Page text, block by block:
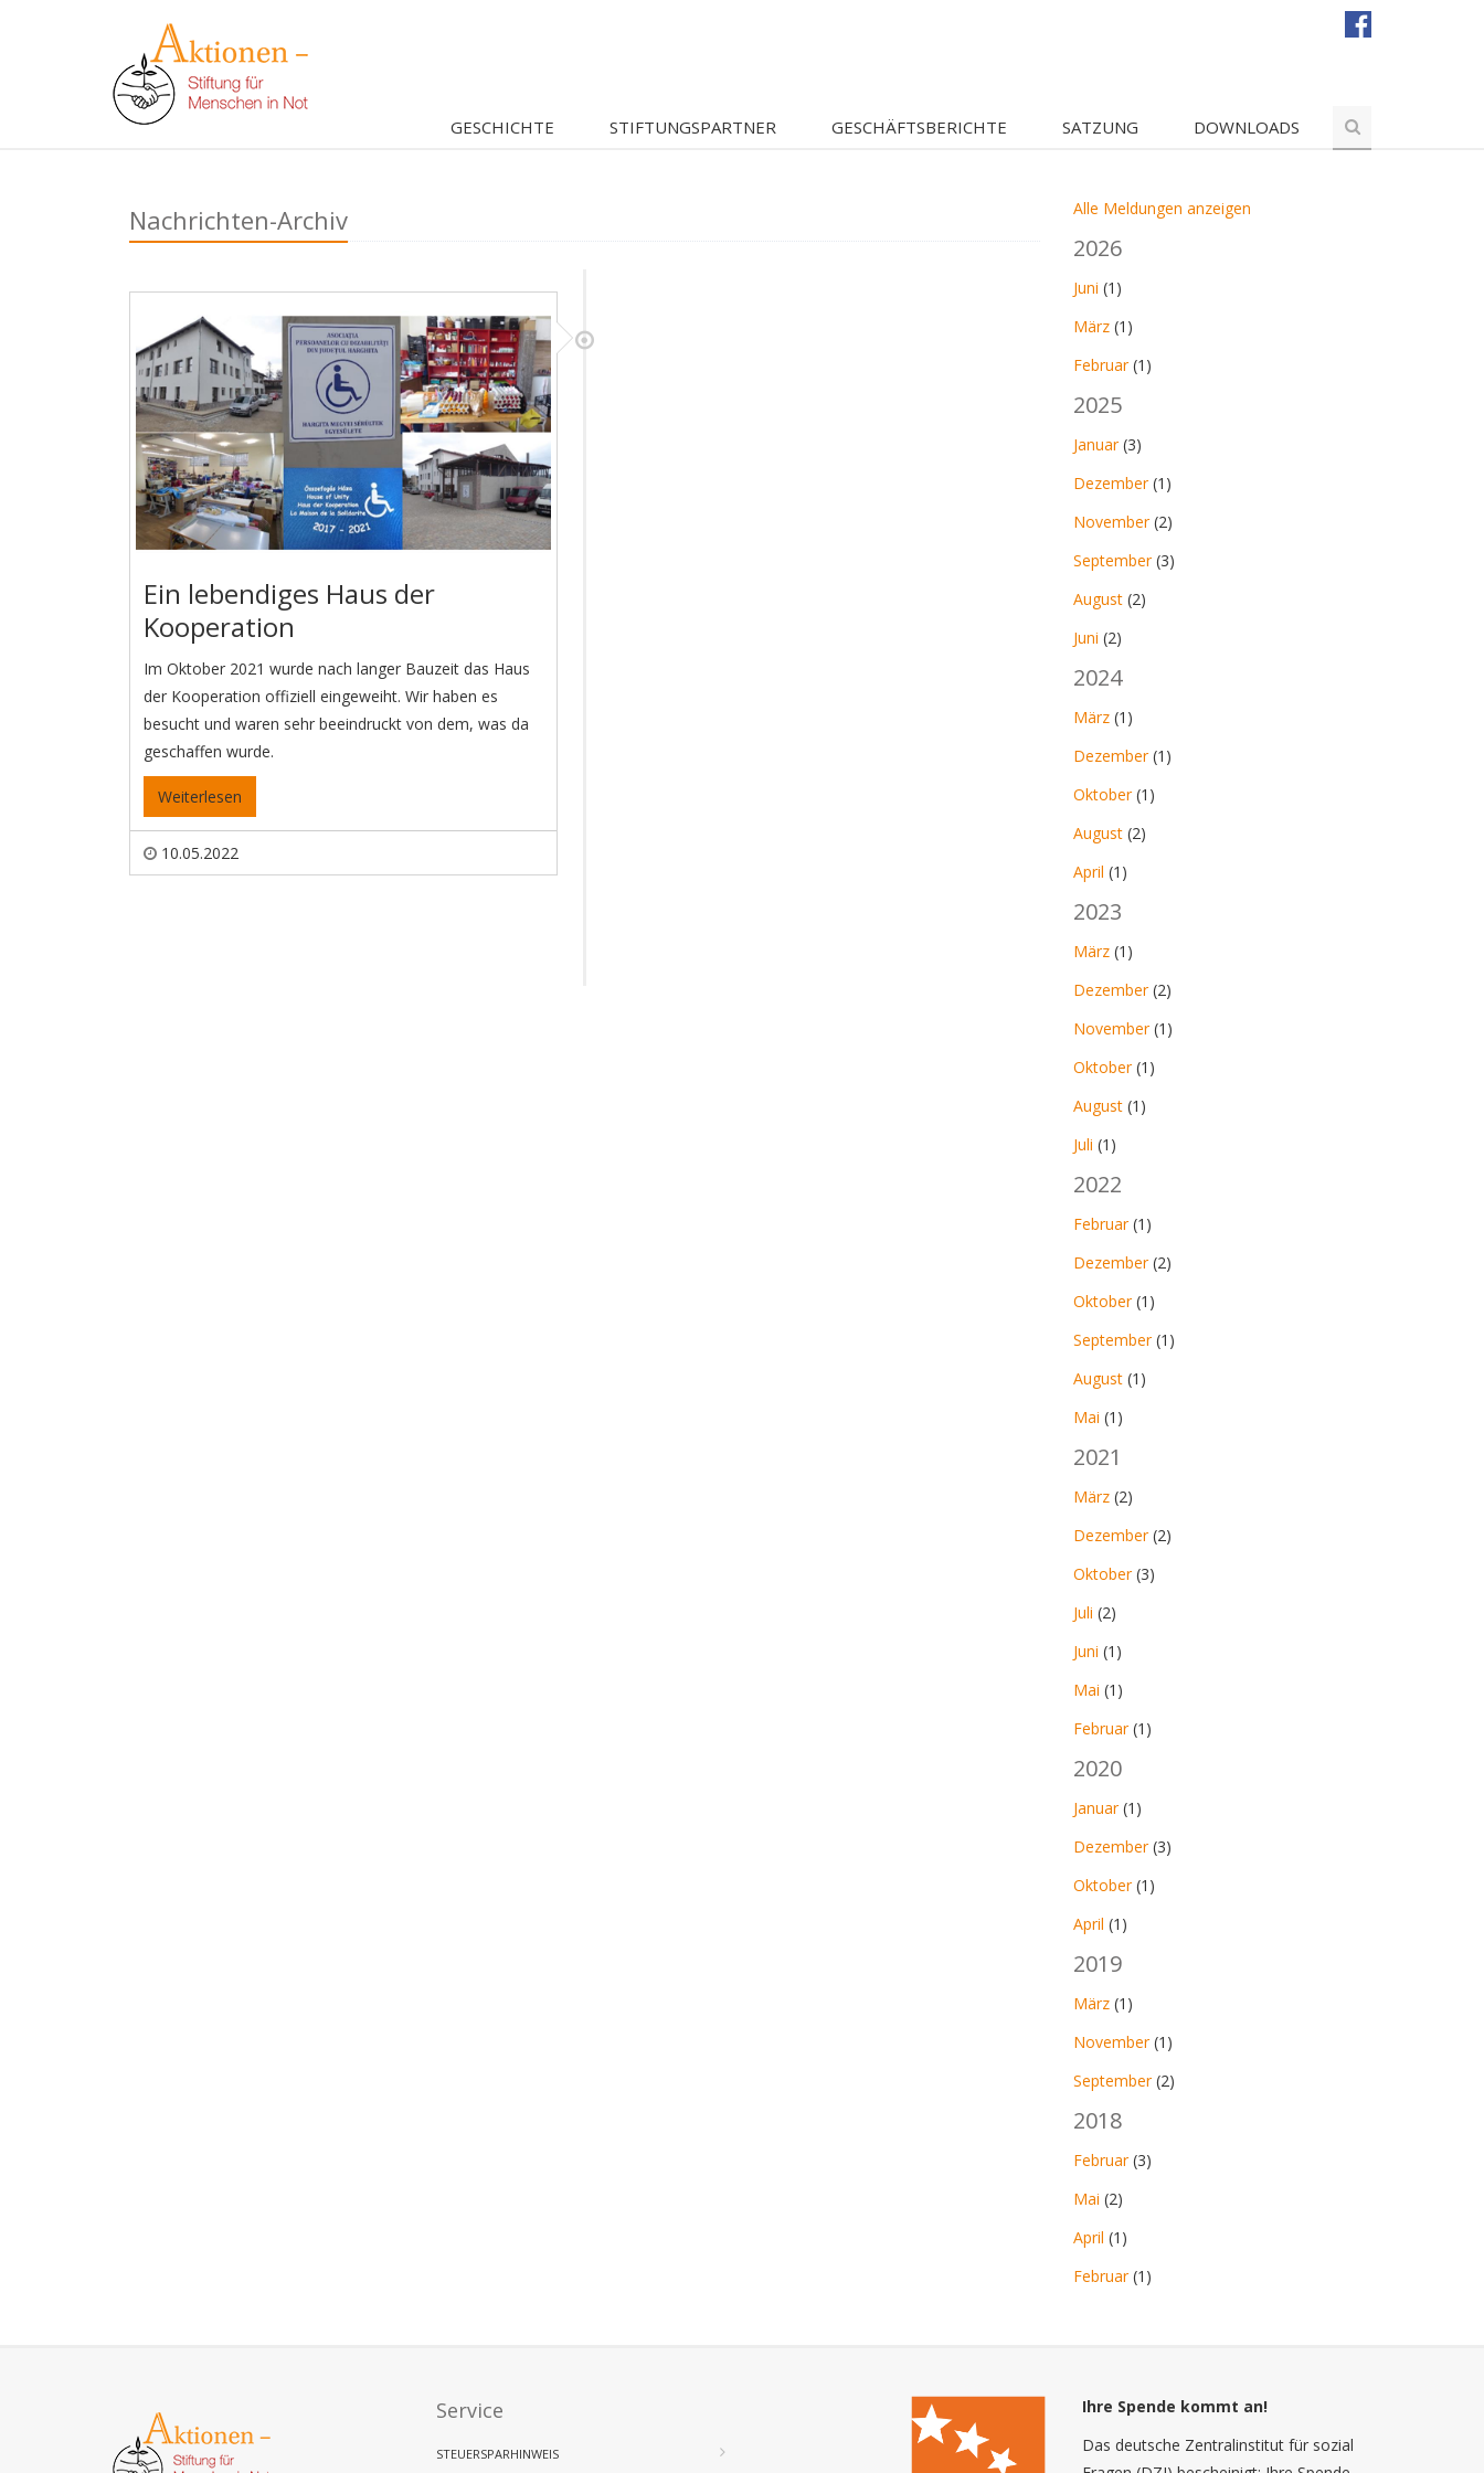
GESCHICHTE STIFTUNGSPARTNER GESCHÄFTSBERICHTE SATZUNG DOWNLOADS
Nachrichten-Archiv
Ein lebendiges Haus der
Kooperation
Im Oktober 2021 wurde nach langer Bauzeit das Haus
der Kooperation offiziell eingeweiht. Wir haben es
besucht und waren sehr beeindruckt von dem, was da
geschaffen wurde.
Weiterlesen
10.05.2022
Alle Meldungen anzeigen
2026
Juni (1)
März (1)
Februar(1)
2025
Januar(3)
Dezember(1)
November(2)
September(3)
August (2)
Juni (2)
2024
März (1)
Dezember(1)
Oktober(1)
August (2)
April (1)
2023
März (1)
Dezember(2)
November(1)
Oktober(1)
August (1)
Juli (1)
2022
Februar(1)
Dezember(2)
Oktober(1)
September(1)
August (1)
Mai (1)
2021
März (2)
Dezember(2)
Oktober(3)
Juli (2)
Juni (1)
Mai (1)
Februar(1)
2020
Januar(1)
Dezember(3)
Oktober(1)
April (1)
2019
März (1)
November(1)
September(2)
2018
Februar(3)
Mai (2)
April (1)
Februar(1)
Service
STEUERSPARHINWEIS
Ihre Spende kommt an!
Das deutsche Zentralinstitut für sozial